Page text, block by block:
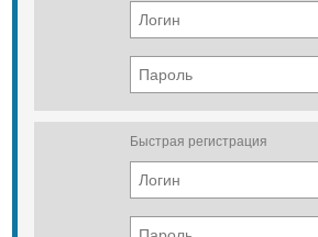
Быстрая регистрация